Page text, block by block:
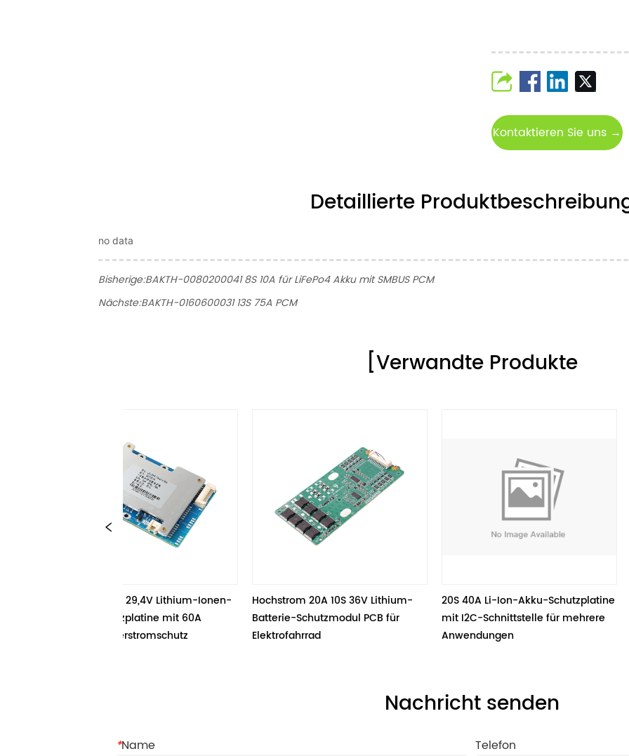
Kontaktieren Sie uns →
Detaillierte
no data
Bisherige:BAKTH-0080200041 8S 10A für LiFePo4 Akku mit SMBUS PCM
Nächste:BAKTH-0160600031 13S 75A PCM
[Verwandte Produkte
7S 15A 24V / 29,4V Lithium-Ionen-
Akku-Schutzplatine mit 60A
Entlade-Überstromschutz
Hochstrom 20A 10S 36V Lithium-
Batterie-Schutzmodul PCB für
Elektrofahrrad
20S 40A Li-Ion-Akku-Schutzplatine
mit I2C-Schnittstelle für mehrere
Anwendungen
8S Li-Ion
Nachricht senden
*Name Telefon